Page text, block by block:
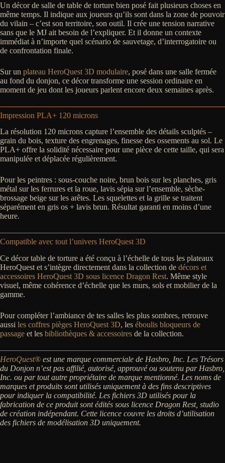
Un décor de salle de table de torture bien posé fait plusieurs choses en
même temps. Il indique aux joueurs qu’ils sont dans la zone de pouvoir
du vilain – c’est son territoire, son outil. Il crée une tension narrative
sans que le MJ ait besoin de l’expliquer. Et il donne un contexte
immédiat à n’importe quel scénario de sauvetage, d’interrogatoire ou
de confrontation finale.
Sur un plateau HeroQuest 3D modulaire, posé dans une salle fermée
au fond du donjon, ce décor transforme une session ordinaire en
moment de jeu dont les joueurs parlent encore deux semaines après.
Impression PLA+ 120 microns
La résolution 120 microns capture l’ensemble des détails sculptés –
grain du bois, texture des engrenages, finesse des ossements au sol. Le
PLA+ offre la solidité nécessaire pour une pièce de cette taille, qui sera
manipulée et déplacée régulièrement.
Pour les peintres : sous-couche noire, brun bois sur les planches, gris
métal sur les ferrures et la roue, lavis sépia sur l’ensemble, sèche-
brossage beige sur les arêtes. Les squelettes et la grille se traitent
séparément en gris os + lavis brun. Résultat garanti en moins d’une
heure.
Compatible avec tout l’univers HeroQuest 3D
Ce décor table de torture a été conçu à l’échelle de tous les plateaux
HeroQuest et s’intègre directement dans la collection de décors et
accessoires HeroQuest 3D sous licence Dragon Rest. Même style
visuel, même cohérence d’échelle que les murs, sols et mobilier de la
gamme.
Pour compléter l’ambiance de tes salles les plus sombres, retrouve
aussi les coffres pièges HeroQuest 3D, les éboulis bloqueurs de
passage et les bibliothèques & accessoires de la collection.
HeroQuest® est une marque commerciale de Hasbro, Inc. Les Trésors
du Donjon n’est pas affilié, autorisé, approuvé ou soutenu par Hasbro,
Inc. ou par tout autre propriétaire de marque mentionné. Les noms de
marques et produits sont utilisés uniquement à des fins descriptives
pour indiquer la compatibilité. Les fichiers 3D utilisés pour la
fabrication de ce produit sont édités sous licence Dragon Rest, studio
de création indépendant. Cette licence couvre les droits d’utilisation
des fichiers de modélisation 3D uniquement.